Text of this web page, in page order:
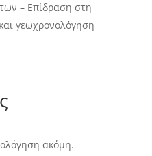
– Επίδραση στη
γεωχρονολόγηση
ακόμη.